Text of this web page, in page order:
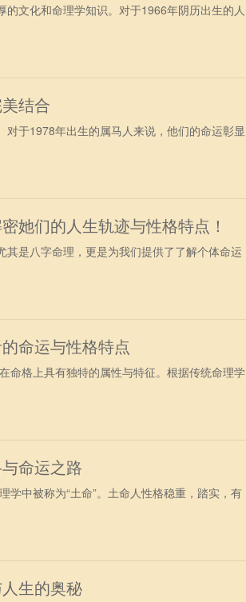
文化和命理学知识。对于1966年阴历出生的人
结合
于1978年出生的属马人来说，他们的命运彰显
她们的人生轨迹与性格特点！
是八字命理，更是为我们提供了了解个体命运
命运与性格特点
命格上具有独特的属性与特征。根据传统命理学
命运之路
中被称为“土命”。土命人性格稳重，踏实，有
生的奥秘